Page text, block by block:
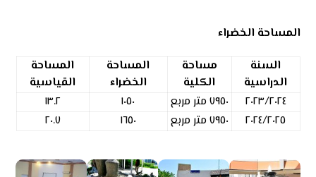
المساحة الخضراء
السنة
الدراسية
مساحة
الكلية
المساحة
الخضراء
المساحة
القياسية
٢٠٢٣/٢٠٢٤
٧٩٥٠ متر مربع ١٠٥٠
١٣.٢
٢٠٢٤/٢٠٢٥
٧٩٥٠ متر مربع ١٦٥٠ ٢٠.٧